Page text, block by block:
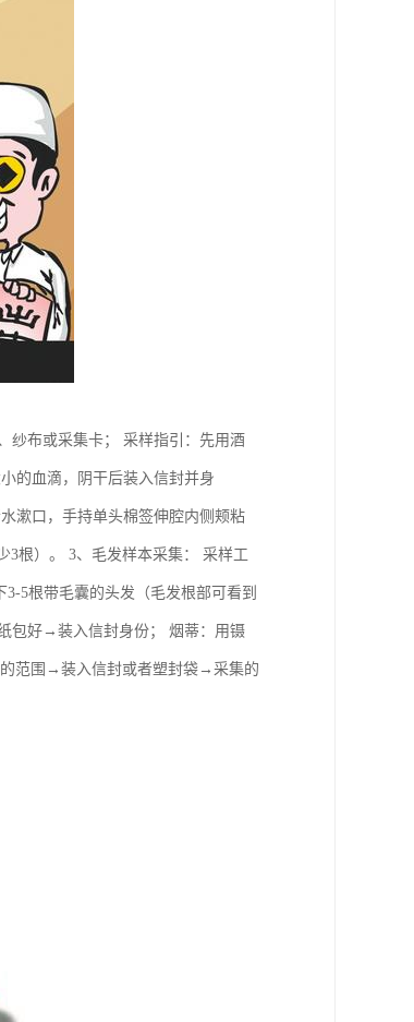
纱布或采集卡； 采样指引：先用酒
的血滴，阴干后装入信封并身
漱口，手持单头棉签伸腔内侧颊粘
3根）。 3、毛发样本采集： 采样工
5根带毛囊的头发（毛发根部可看到
包好→装入信封身份； 烟蒂：用镊
范围→装入信封或者塑封袋→采集的